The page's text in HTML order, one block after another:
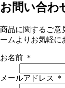
お問い合わ
商品に関するご意
ームよりお気軽に
お名前 ＊
メールアドレス ＊